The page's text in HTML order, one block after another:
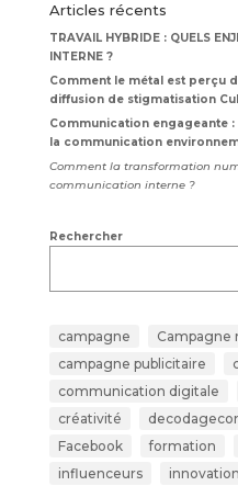
Articles récents
TRAVAIL HYBRIDE : QUELS
INTERNE ?
Comment le métal est perçu
diffusion de stigmatisation
Communication engageante
la communication
Comment la transformation
communication interne ?
Rechercher
campagne
Campagne
campagne publicitaire
communication digitale
créativité
Facebook
formation
influenceurs
innovation